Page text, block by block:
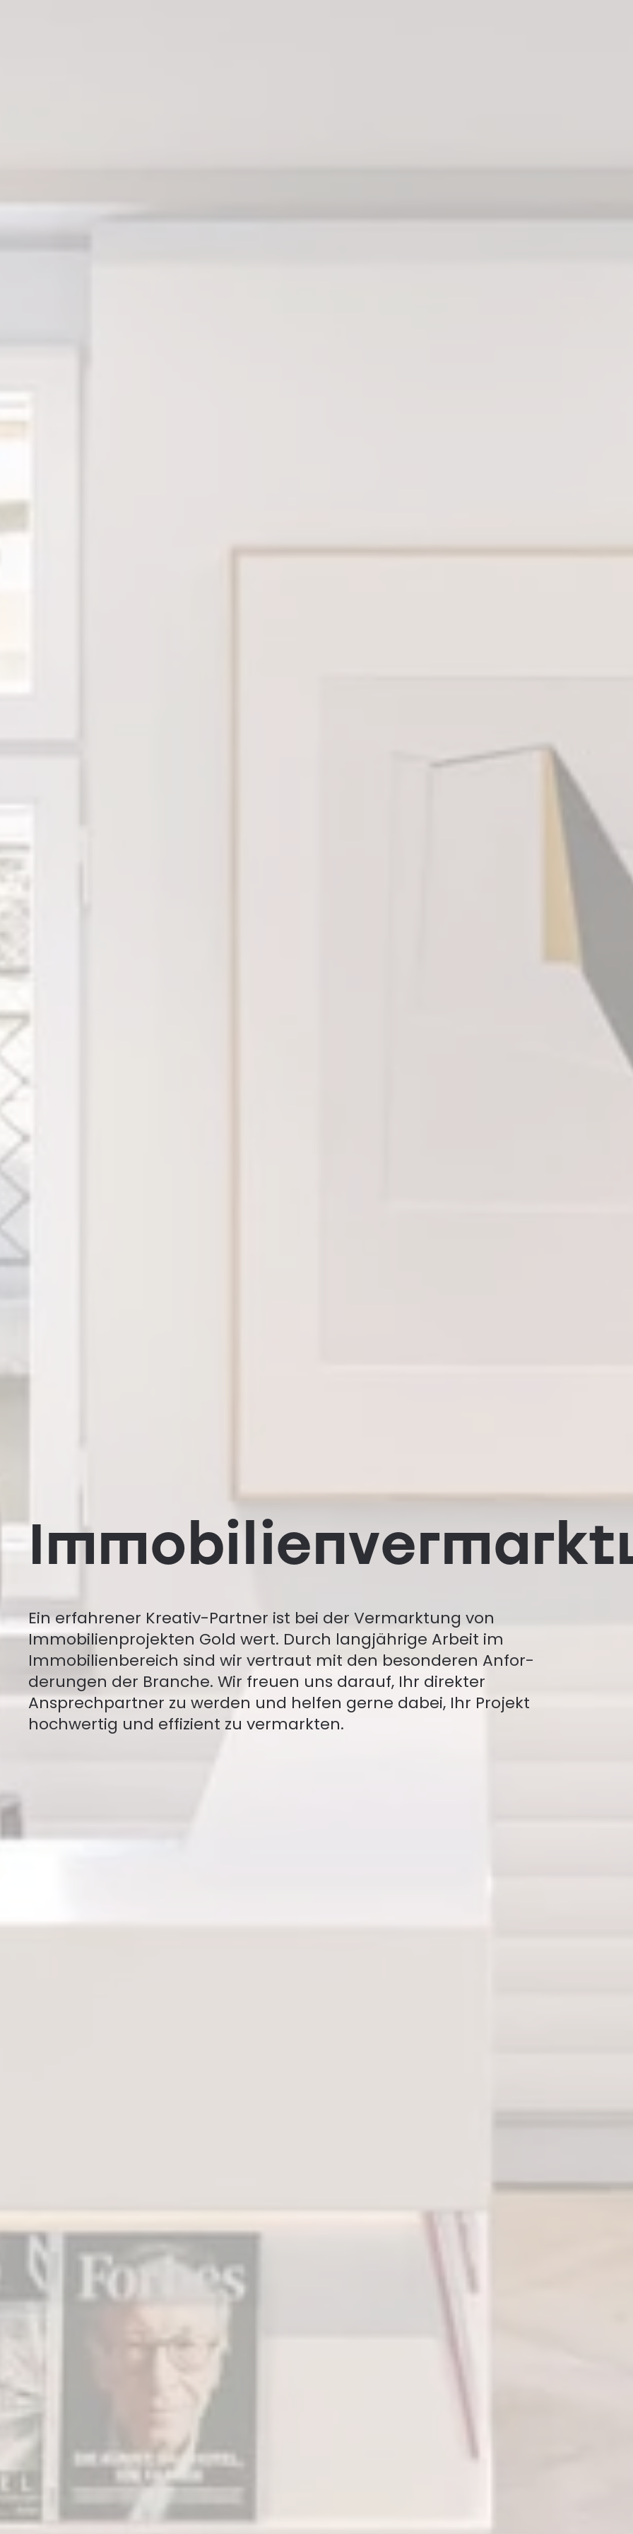
Ein erfahrener Kreativ-Partner ist bei der Vermarktung von
Immobilien­projekten Gold wert. Durch lang­jährige Arbeit im
Immobilien­bereich sind wir vertraut mit den besonderen Anfor­
derungen der Branche. Wir freuen uns darauf, Ihr direkter
Ansprech­partner zu werden und helfen gerne dabei, Ihr Projekt
hoch­wertig und effizient zu vermarkten.